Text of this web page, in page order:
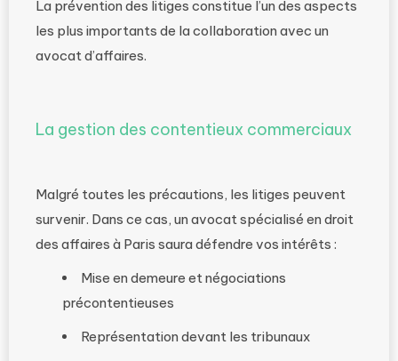
La prévention des litiges constitue l’un des aspects
les plus importants de la collaboration avec un
avocat d’affaires.
La gestion des contentieux commerciaux
Malgré toutes les précautions, les litiges peuvent
survenir. Dans ce cas, un avocat spécialisé en droit
des affaires à Paris saura défendre vos intérêts :
Mise en demeure et négociations
précontentieuses
Représentation devant les tribunaux